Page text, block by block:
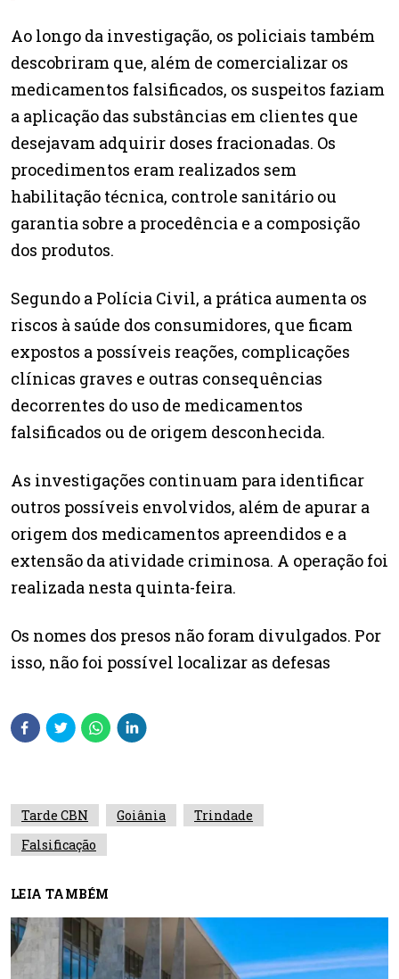
Ao longo da investigação, os policiais também
descobriram que, além de comercializar os
medicamentos falsificados, os suspeitos faziam
a aplicação das substâncias em clientes que
desejavam adquirir doses fracionadas. Os
procedimentos eram realizados sem
habilitação técnica, controle sanitário ou
garantia sobre a procedência e a composição
dos produtos.
Segundo a Polícia Civil, a prática aumenta os
riscos à saúde dos consumidores, que ficam
expostos a possíveis reações, complicações
clínicas graves e outras consequências
decorrentes do uso de medicamentos
falsificados ou de origem desconhecida.
As investigações continuam para identificar
outros possíveis envolvidos, além de apurar a
origem dos medicamentos apreendidos e a
extensão da atividade criminosa. A operação foi
realizada nesta quinta-feira.
Os nomes dos presos não foram divulgados. Por
isso, não foi possível localizar as defesas
Tarde CBN Goiânia
Trindade
Falsificação
LEIA TAMBÉM